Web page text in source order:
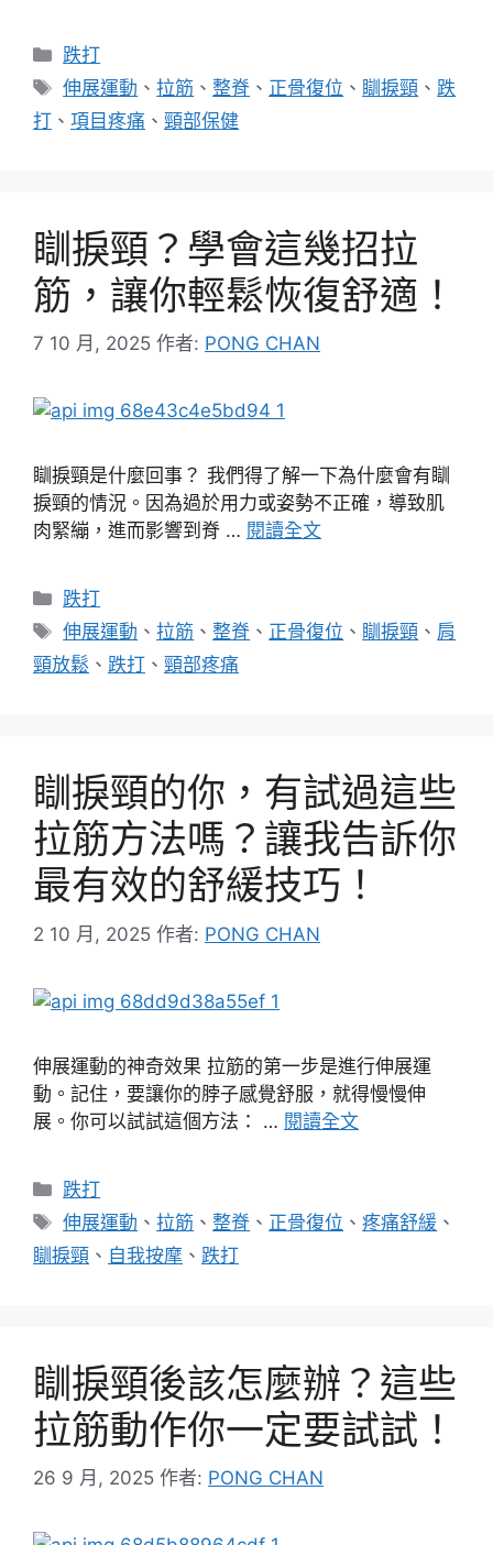
分
類
跌打
標
籤
伸展運動 、 拉筋 、整脊 、 正骨復位 、 瞓捩頸 、 跌
打 、 項目疼痛 、 頸部保健
瞓捩頸？學會這幾招拉
筋，讓你輕鬆恢復舒適！
7 10 月, 2025 作者: PONG CHAN
瞓捩頸是什麼回事？ 我們得了解一下為什麼會有瞓
捩頸的情況。因為過於用力或姿勢不正確，導致肌
肉緊繃，進而影響到脊 … 閱讀全文
分
類
跌打
標
籤
伸展運動 、 拉筋 、整脊 、 正骨復位 、 瞓捩頸 、 肩
頸放鬆 、 跌打 、 頸部疼痛
瞓捩頸的你，有試過這些
拉筋方法嗎？讓我告訴你
最有效的舒緩技巧！
2 10 月, 2025 作者: PONG CHAN
伸展運動的神奇效果 拉筋的第一步是進行伸展運
動。記住，要讓你的脖子感覺舒服，就得慢慢伸
展。你可以試試這個方法： … 閱讀全文
分
類
跌打
標
籤
伸展運動 、 拉筋 、整脊 、 正骨復位 、疼痛舒緩 、
瞓捩頸 、 自我按摩 、 跌打
瞓捩頸後該怎麼辦？這些
拉筋動作你一定要試試！
26 9 月, 2025 作者: PONG CHAN